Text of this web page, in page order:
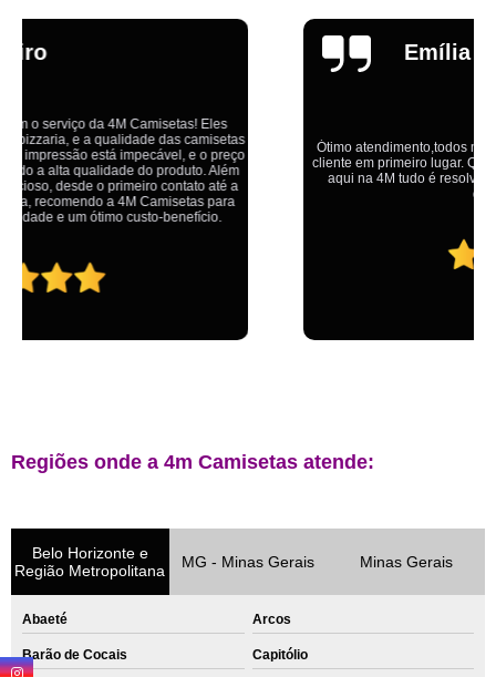
Ótimo atendimento,todos muito educados, prestativos e que colocam o
cliente em primeiro lugar. Qualquer lugar tem problemas,isso é fato, mas
aqui na 4M tudo é resolvido com calma e de forma que todos saem
ganhando no final.
Regiões onde a 4m Camisetas atende:
Belo Horizonte e
Região Metropolitana
MG - Minas Gerais Minas Gerais
Abaeté Arcos
Barão de Cocais Capitólio